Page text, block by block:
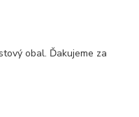
obal. Ďakujeme za